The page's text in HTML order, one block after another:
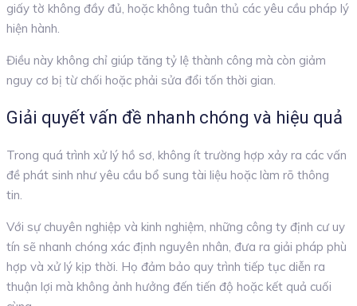
giấy tờ không đầy đủ, hoặc không tuân thủ các yêu cầu pháp lý
hiện hành.
Điều này không chỉ giúp tăng tỷ lệ thành công mà còn giảm
nguy cơ bị từ chối hoặc phải sửa đổi tốn thời gian.
Giải quyết vấn đề nhanh chóng và hiệu quả
Trong quá trình xử lý hồ sơ, không ít trường hợp xảy ra các vấn
đề phát sinh như yêu cầu bổ sung tài liệu hoặc làm rõ thông
tin.
Với sự chuyên nghiệp và kinh nghiệm, những công ty định cư uy
tín sẽ nhanh chóng xác định nguyên nhân, đưa ra giải pháp phù
hợp và xử lý kịp thời. Họ đảm bảo quy trình tiếp tục diễn ra
thuận lợi mà không ảnh hưởng đến tiến độ hoặc kết quả cuối